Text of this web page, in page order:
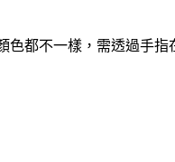
色都不一樣，需透過手